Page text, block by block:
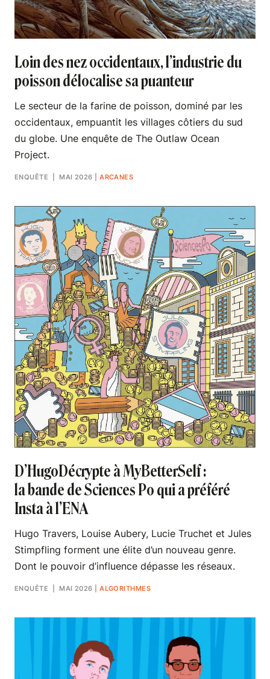
Loin des nez occidentaux, l’industrie du
poisson délocalise sa puanteur
Le secteur de la farine de poisson, dominé par les
occidentaux, empuantit les villages côtiers du sud
du globe. Une enquête de The Outlaw Ocean
Project.
ENQUÊTE | MAI 2026 |ARCANES
D’HugoDécrypte à MyBetterSelf :
la bande de Sciences Po qui a préféré
Insta à l’ENA
Hugo Travers, Louise Aubery, Lucie Truchet et Jules
Stimpfling forment une élite d’un nouveau genre.
Dont le pouvoir d’influence dépasse les réseaux.
ENQUÊTE | MAI 2026 |ALGORITHMES